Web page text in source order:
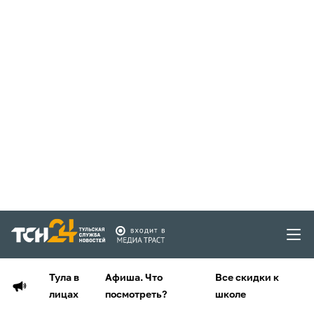
Тула в
лицах
Афиша. Что
посмотреть?
Все скидки к
школе